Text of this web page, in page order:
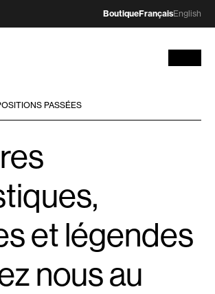
BoutiqueFrançaisEnglish
PASSÉES
et légendes
nous au